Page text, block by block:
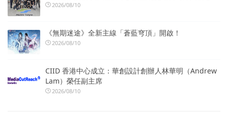
2026/08/10
《無期迷途》全新主線「蒼藍穹頂」開啟！
2026/08/10
CIID 香港中心成立：華創設計創辦人林華明（Andrew
Lam）榮任副主席
2026/08/10